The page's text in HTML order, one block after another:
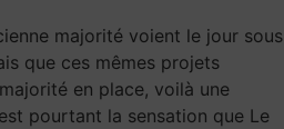
majorité voient le jour sous
que ces mêmes projets
en place, voilà une
pourtant la sensation que Le